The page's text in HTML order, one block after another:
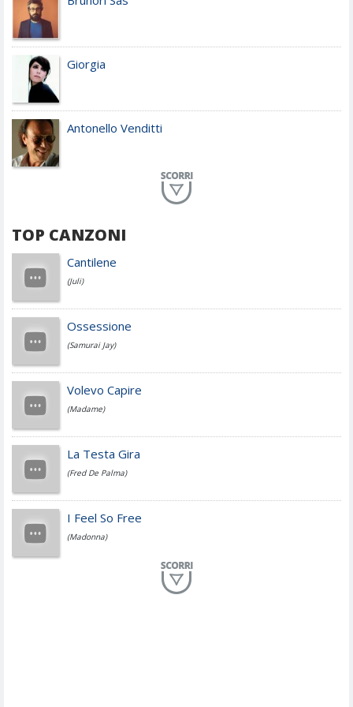
Giorgia
Antonello Venditti
Achille Lauro
Cesare Cremonini
Jovanotti
Fedez
Simone Cristicchi
TOP CANZONI
Cantilene
(Juli)
Ossessione
(Samurai Jay)
Volevo Capire
(Madame)
La Testa Gira
(Fred De Palma)
I Feel So Free
(Madonna)